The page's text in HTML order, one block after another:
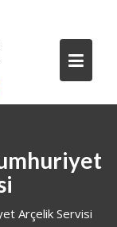
Arçelik Servisi